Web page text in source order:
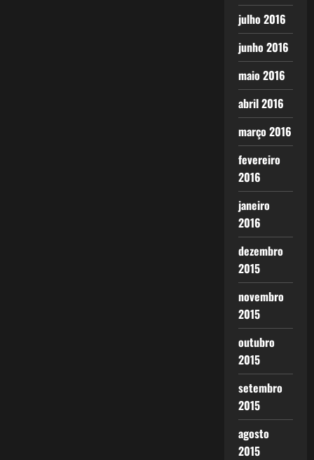
julho 2016
junho 2016
maio 2016
abril 2016
março 2016
fevereiro
2016
janeiro
2016
dezembro
2015
novembro
2015
outubro
2015
setembro
2015
agosto
2015